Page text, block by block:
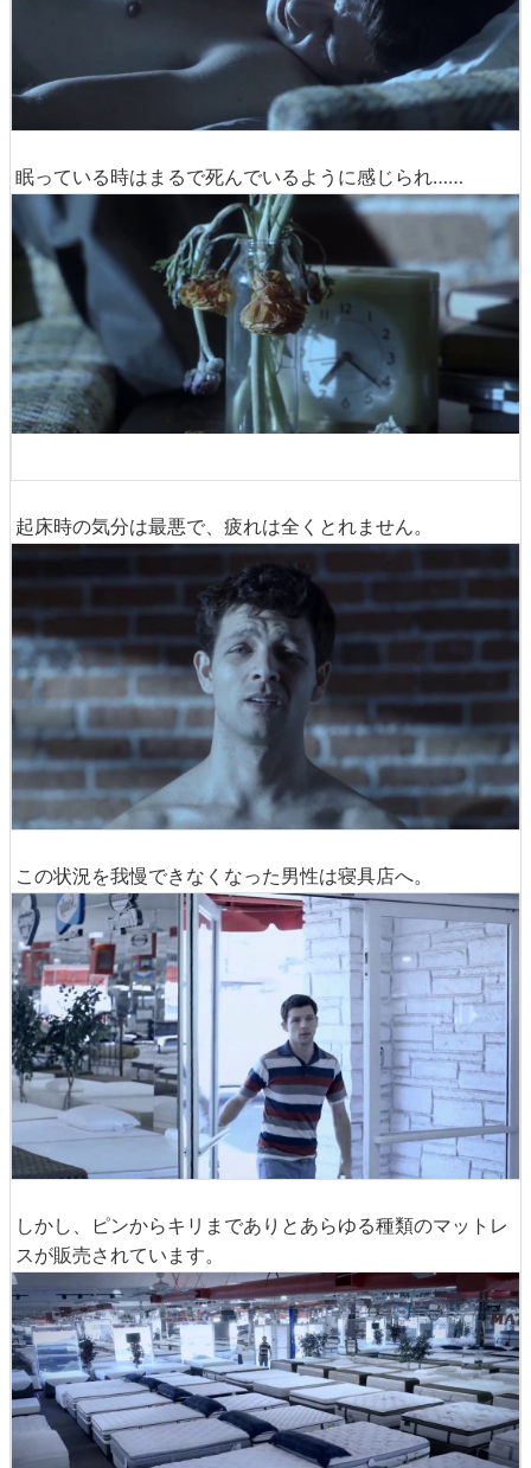
眠っている時はまるで死んでいるように感じられ……
起床時の気分は最悪で、疲れは全くとれません。
この状況を我慢できなくなった男性は寝具店へ。
しかし、ピンからキリまでありとあらゆる種類のマットレ
スが販売されています。